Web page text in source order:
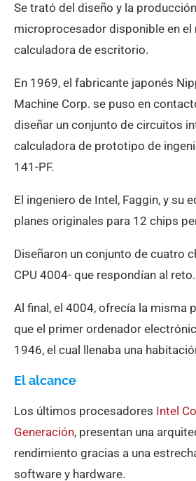
Se trató del diseño y la
microprocesador disponible en el
calculadora de escritorio.
En 1969, el fabricante japonés
Machine Corp. se puso en
diseñar un conjunto de circuitos
calculadora de prototipo de
141-PF.
El ingeniero de Intel, Faggin, y su
planes originales para 12 chips
Diseñaron un conjunto de cuatro
CPU 4004- que respondían al reto.
Al final, el 4004, ofrecía la misma
que el primer ordenador
1946, el cual llenaba una
El alcance
Los últimos procesadores Intel
Generación, presentan una
rendimiento gracias a una
software y hardware.